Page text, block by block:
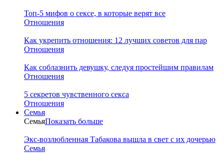
Топ-5 мифов о сексе, в которые верят все
Отношения
Как укрепить отношения: 12 лучших советов для пар
Отношения
Как соблазнить девушку, следуя простейшим правилам
Отношения
5 секретов чувственного секса
Отношения
Семья
СемьяПоказать больше
Экс-возлюбленная Табакова вышла в свет с их дочерью
Семья